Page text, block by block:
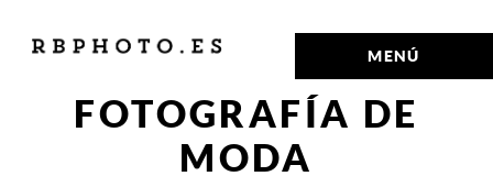
MENÚ
FOTOGRAFÍA DE
MODA